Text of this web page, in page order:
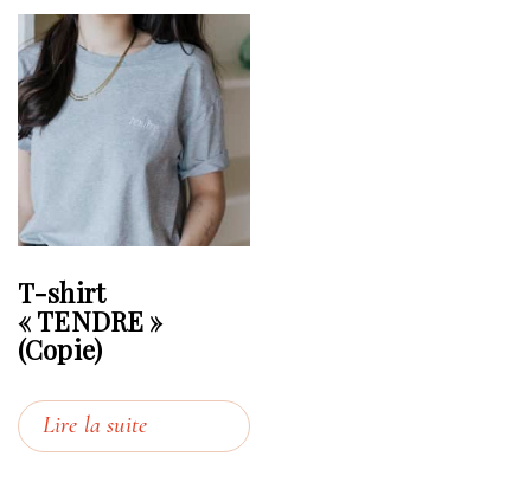
T-shirt
« TENDRE »
(Copie)
Lire la suite